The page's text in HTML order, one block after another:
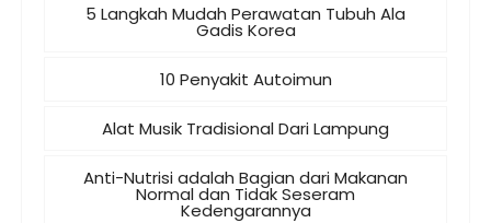
5 Langkah Mudah Perawatan Tubuh Ala
Gadis Korea
10 Penyakit Autoimun
Alat Musik Tradisional Dari Lampung
Anti-Nutrisi adalah Bagian dari Makanan
Normal dan Tidak Seseram
Kedengarannya